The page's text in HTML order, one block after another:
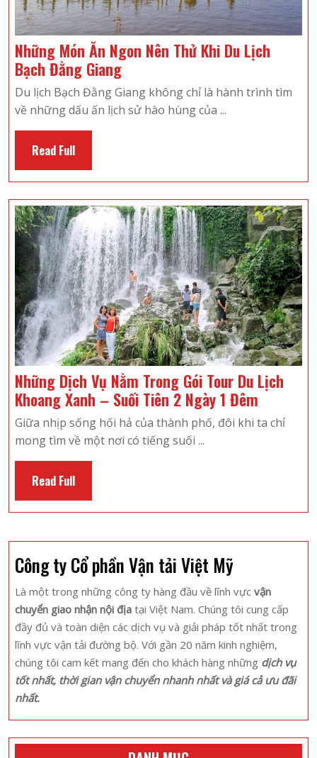
Những Món Ăn Ngon Nên Thử Khi Du Lịch
Bạch Đằng GiangNhững
Món
Ăn
Khi
Du
Lịch
Bạch
Đằng
Giang
Du lịch Bạch Đằng Giang không chỉ là hành trình tìm
về những dấu ấn lịch sử hào hùng của ...
Read FullRead
Full
Những Dịch Vụ Nằm Trong Gói Tour Du Lịch
Khoang Xanh – Suối Tiên 2 Ngày 1 Đêm Những
Dịch
Tour
Lịch
Xanh
–
Suối
Tiên
2
Ngày
Giữa nhịp sống hối hả của thành phố, đôi khi ta chỉ
mong tìm về một nơi có tiếng suối ...
Read FullRead
Full
Công ty Cổ phần Vận tải Việt Mỹ
Là một trong những công ty hàng đầu về lĩnh vực vận
chuyển giao nhận nội địa tại Việt Nam. Chúng tôi cung cấp
đầy đủ và toàn diện các dịch vụ và giải pháp tốt nhất trong
lĩnh vực vận tải đường bộ. Với gần 20 năm kinh nghiệm,
chúng tôi cam kết mang đến cho khách hàng những dịch vụ
tốt nhất, thời gian vận chuyển nhanh nhất và giá cả ưu đãi
nhất.